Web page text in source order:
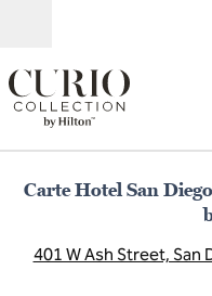
Carte Hotel San
401 W Ash Street, San